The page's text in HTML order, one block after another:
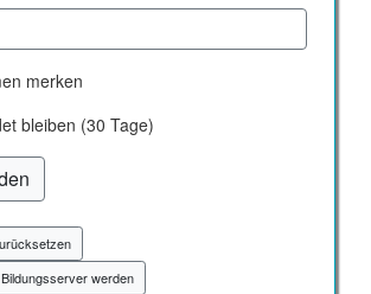
merken
bleiben (30 Tage)
werden